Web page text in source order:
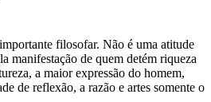
filosofar. Não é uma atitude
manifestação de quem detém riqueza
a maior expressão do homem,
de reflexão, a razão e artes somente o